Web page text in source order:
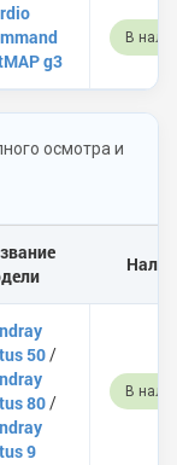
g3
В
осмотра и
50/
80/
9
В